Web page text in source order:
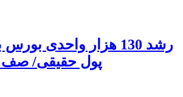
پول حقیقی/ صف خرید